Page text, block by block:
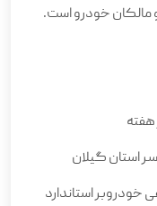
مالکان خودرو است.
استان گیلان
استاندارد